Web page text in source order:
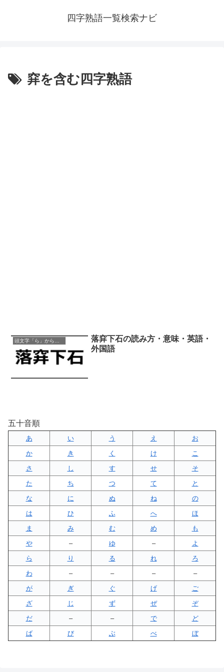
四字熟語一覧検索ナビ
穽を含む四字熟語
落穽下石の読み方・意味・英語・
外国語
五十音順
あ い う え
お
か
き く け
こ
さ
し す せ
そ
た
ち つ て
と
な
に ぬ ね
の
は
ひ ふ へ
ほ
ま
み む め
も
や
– ゆ –
よ
ら
り る れ
ろ
わ
– – –
–
が
ぎ ぐ げ
ご
ざ
じ ず ぜ
ぞ
だ
– – で
ど
ば
び ぶ べ ぼ